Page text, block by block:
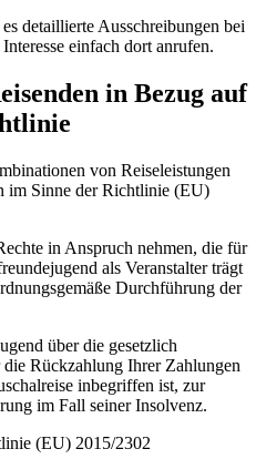
detaillierte Ausschreibungen bei
einfach dort anrufen.
in Bezug auf
von Reiseleistungen
im Sinne der Richtlinie (EU)
in Anspruch nehmen, die für
als Veranstalter trägt
Durchführung der
über die gesetzlich
Rückzahlung Ihrer Zahlungen
inbegriffen ist, zur
im Fall seiner Insolvenz.
(EU) 2015/2302